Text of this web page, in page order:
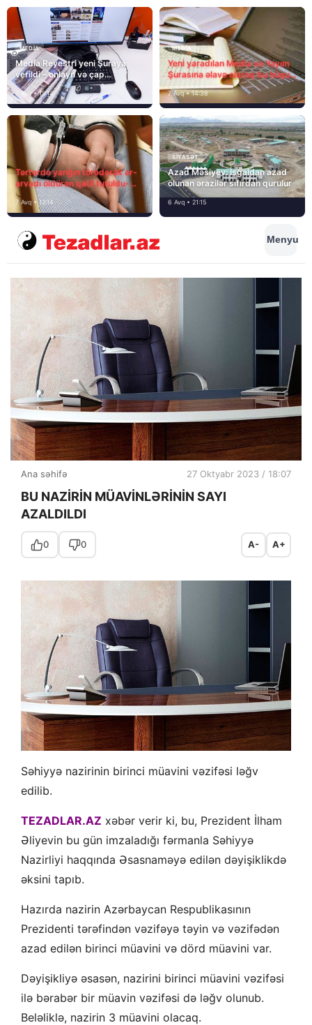
MEDİA
Media Reyestri yeni Şuraya
verildi – onlayn və çap
mediasını nə gözləyir?
7 Avq • 15:14
MEDİA
Yeni yaradılan Media və Yayım
Şurasına əlavə olaraq bu hüquq
və vəzifələr də verilib
7 Avq • 14:38
Tərtərdə yanğın törədərək ər-
arvadı öldürən qatil tutuldu-
SON DƏQİQƏ
7 Avq • 12:14
SIYASƏT
Azad Məsiyev: İşğaldan azad
olunan ərazilər sıfırdan qurulur
6 Avq • 21:15
Menyu
Ana səhifə 27 Oktyabr 2023 / 18:07
BU NAZİRİN MÜAVİNLƏRİNİN SAYI
AZALDILDI
0 0 A- A+
Səhiyyə nazirinin birinci müavini vəzifəsi ləğv
edilib.
TEZADLAR.AZ xəbər verir ki, bu, Prezident İlham
Əliyevin bu gün imzaladığı fərmanla Səhiyyə
Nazirliyi haqqında Əsasnaməyə edilən dəyişiklikdə
əksini tapıb.
Hazırda nazirin Azərbaycan Respublikasının
Prezidenti tərəfindən vəzifəyə təyin və vəzifədən
azad edilən birinci müavini və dörd müavini var.
Dəyişikliyə əsasən, nazirini birinci müavini vəzifəsi
ilə bərabər bir müavin vəzifəsi də ləğv olunub.
Beləliklə, nazirin 3 müavini olacaq.